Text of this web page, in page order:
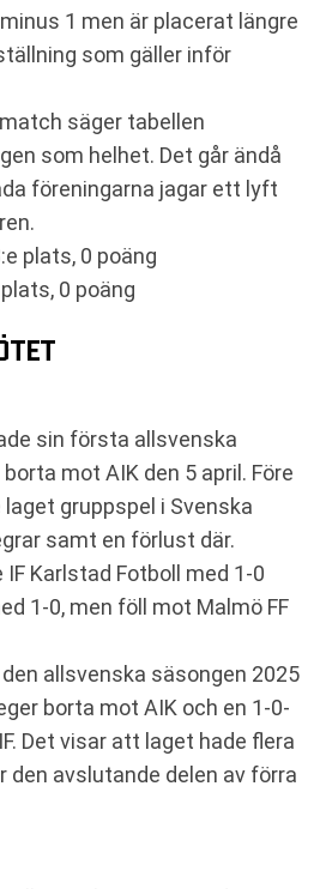
1 men är placerat längre
som gäller inför
säger tabellen
som helhet. Det går ändå
föreningarna jagar ett lyft
plats, 0 poäng
0 poäng
sin första allsvenska
mot AIK den 5 april. Före
gruppspel i Svenska
samt en förlust där.
Karlstad Fotboll med 1-0
1-0, men föll mot Malmö FF
allsvenska säsongen 2025
borta mot AIK och en 1-0-
Det visar att laget hade flera
den avslutande delen av förra